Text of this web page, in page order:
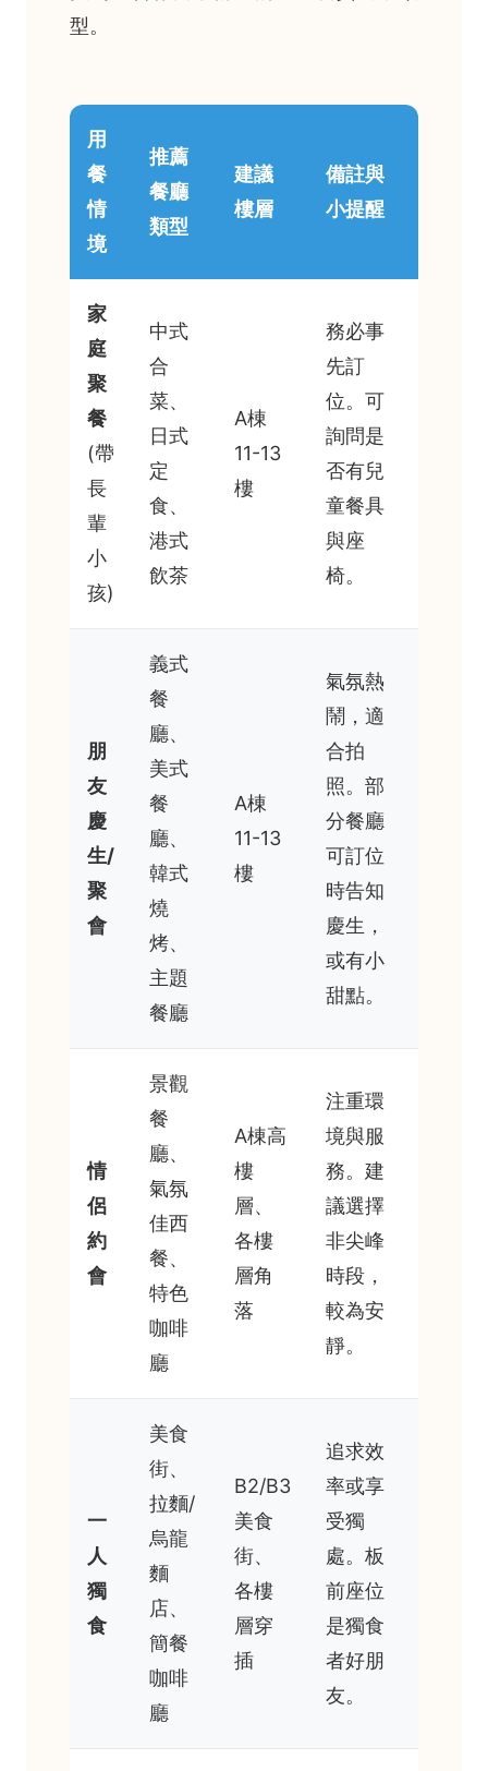
型。
用
餐
情
境
推薦
餐廳
類型
建議
樓層
備註與
小提醒
家
庭
聚
餐
(帶
長
輩
小
孩)
中式
合
菜、
日式
定
食、
港式
飲茶
A棟
11-13
樓
務必事
先訂
位。可
詢問是
否有兒
童餐具
與座
椅。
朋
友
慶
生/
聚
會
義式
餐
廳、
美式
餐
廳、
韓式
燒
烤、
主題
餐廳
A棟
11-13
樓
氣氛熱
鬧，適
合拍
照。部
分餐廳
可訂位
時告知
慶生，
或有小
甜點。
情
侶
約
會
景觀
餐
廳、
氣氛
佳西
餐、
特色
咖啡
廳
A棟高
樓
層、
各樓
層角
落
注重環
境與服
務。建
議選擇
非尖峰
時段，
較為安
靜。
一
人
獨
食
美食
街、
拉麵/
烏龍
麵
店、
簡餐
咖啡
廳
B2/B3
美食
街、
各樓
層穿
插
追求效
率或享
受獨
處。板
前座位
是獨食
者好朋
友。